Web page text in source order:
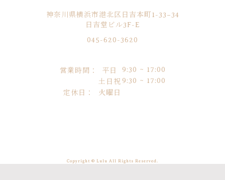
神奈川県横浜市港北区日吉本町1-33−34
日吉堂ビル3F-E
045-620-3620
営業時間： 平日
9:30 ~ 17:00
土日祝 9:30 ~ 17:00
定休日：
火曜日
Copyright © Lulu All Rights Reserved.